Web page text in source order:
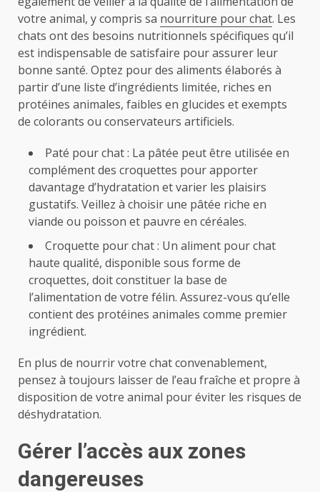
votre animal, y compris sa nourriture pour chat. Les
chats ont des besoins nutritionnels spécifiques qu’il
est indispensable de satisfaire pour assurer leur
bonne santé. Optez pour des aliments élaborés à
partir d’une liste d’ingrédients limitée, riches en
protéines animales, faibles en glucides et exempts
de colorants ou conservateurs artificiels.
Paté pour chat : La pâtée peut être utilisée en
complément des croquettes pour apporter
davantage d’hydratation et varier les plaisirs
gustatifs. Veillez à choisir une pâtée riche en
viande ou poisson et pauvre en céréales.
Croquette pour chat : Un aliment pour chat
haute qualité, disponible sous forme de
croquettes, doit constituer la base de
l’alimentation de votre félin. Assurez-vous qu’elle
contient des protéines animales comme premier
ingrédient.
En plus de nourrir votre chat convenablement,
pensez à toujours laisser de l’eau fraîche et propre à
disposition de votre animal pour éviter les risques de
déshydratation.
Gérer l’accès aux zones
dangereuses